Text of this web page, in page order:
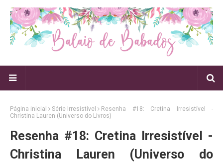
Página inicial Série Irresistível
Resenha #18: Cretina Irresistível -
Christina Lauren (Universo do Livros)
Resenha #18: Cretina Irresistível -
Christina Lauren (Universo do